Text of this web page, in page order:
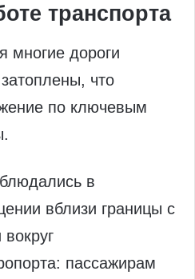
транспорта
многие дороги
что
по ключевым
в
вблизи границы с
пассажирам